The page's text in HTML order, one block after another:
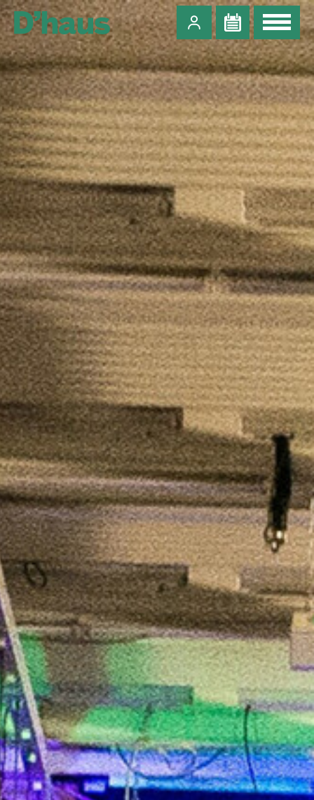
Zum Hauptinhalt springen Zum Footer springen